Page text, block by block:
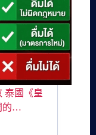
泰國《皇
的…